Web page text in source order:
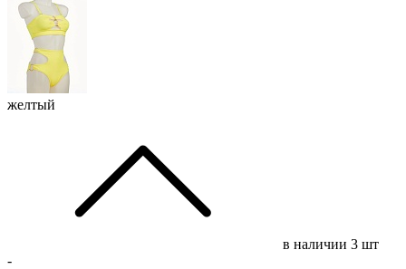
желтый
в наличии 3 шт
-